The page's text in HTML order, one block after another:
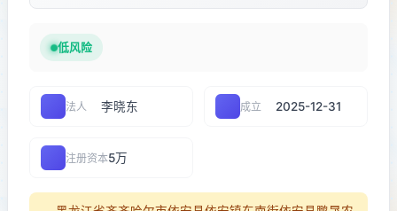
低风险
法人 李晓东 成立 2025-12-31
注册资本5万